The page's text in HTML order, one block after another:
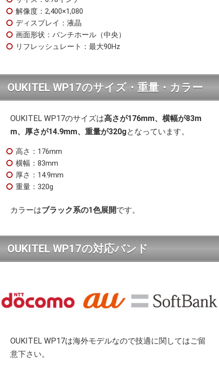
解像度：2,400×1,080
ディスプレイ：液晶
画面形状：パンチホール（中央）
リフレッシュレート：最大90Hz
OUKITEL WP17のサイズ・重量・カラー
OUKITEL WP17のサイズは高さが176mm、横幅が83m
m、厚さが14.9mm、重量が320gとなっています。
高さ：176mm
横幅：83mm
厚さ：14.9mm
重量：320g
カラーはブラック系の1色展開です。
OUKITEL WP17の対応バンド
OUKITEL WP17は海外モデルなので技適に関してはご留
意下さい。